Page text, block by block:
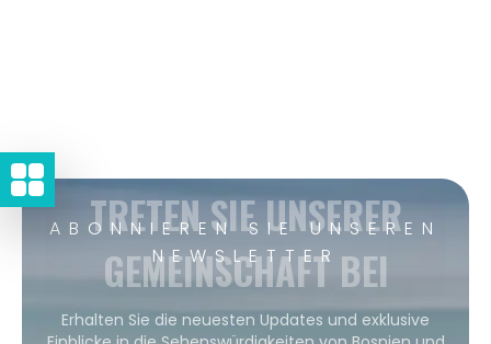
ABONNIEREN SIE UNSEREN
NEWSLETTER
TRETEN SIE UNSERER
GEMEINSCHAFT BEI
Erhalten Sie die neuesten Updates und exklusive